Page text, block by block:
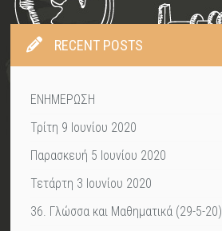
RECENT POSTS
ΕΝΗΜΕΡΩΣΗ
Τρίτη 9 Ιουνίου 2020
Παρασκευή 5 Ιουνίου 2020
Τετάρτη 3 Ιουνίου 2020
36. Γλώσσα και Μαθηματικά (29-5-20)